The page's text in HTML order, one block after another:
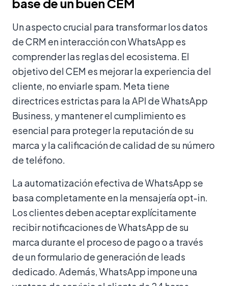
base de un buen CEM
Un aspecto crucial para transformar los datos
de CRM en interacción con WhatsApp es
comprender las reglas del ecosistema. El
objetivo del CEM es mejorar la experiencia del
cliente, no enviarle spam. Meta tiene
directrices estrictas para la API de WhatsApp
Business, y mantener el cumplimiento es
esencial para proteger la reputación de su
marca y la calificación de calidad de su número
de teléfono.
La automatización efectiva de WhatsApp se
basa completamente en la mensajería opt-in.
Los clientes deben aceptar explícitamente
recibir notificaciones de WhatsApp de su
marca durante el proceso de pago o a través
de un formulario de generación de leads
dedicado. Además, WhatsApp impone una